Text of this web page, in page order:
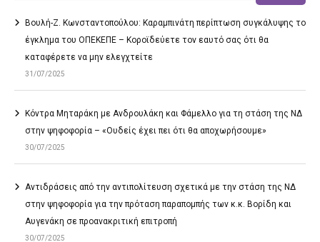
Βουλή-Ζ. Κωνσταντοπούλου: Καραμπινάτη περίπτωση συγκάλυψης το
έγκλημα του ΟΠΕΚΕΠΕ – Κοροϊδεύετε τον εαυτό σας ότι θα
καταφέρετε να μην ελεγχτείτε
31/07/2025
Κόντρα Μηταράκη με Ανδρουλάκη και Φάμελλο για τη στάση της ΝΔ
στην ψηφοφορία – «Ουδείς έχει πει ότι θα αποχωρήσουμε»
30/07/2025
Αντιδράσεις από την αντιπολίτευση σχετικά με την στάση της ΝΔ
στην ψηφοφορία για την πρόταση παραπομπής των κ.κ. Βορίδη και
Αυγενάκη σε προανακριτική επιτροπή
30/07/2025